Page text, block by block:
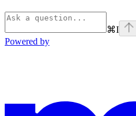
⌘I
Powered by